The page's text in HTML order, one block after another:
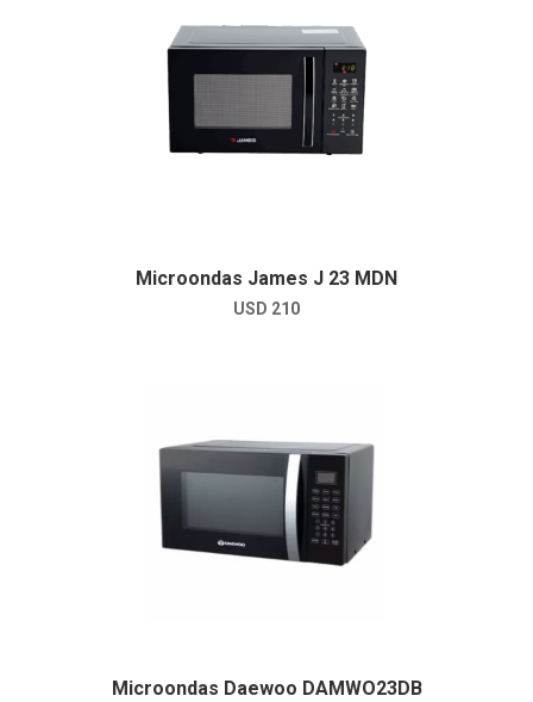
Microondas James J 23 MDN
USD 210
Microondas Daewoo DAMWO23DB